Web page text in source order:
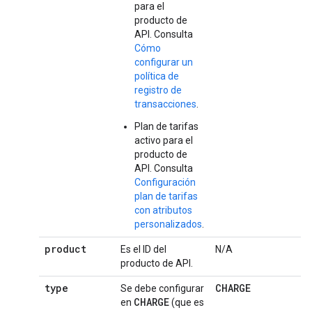
para el
producto de
API. Consulta
Cómo
configurar un
política de
registro de
transacciones
Plan de tarifas
activo para el
producto de
API. Consulta
Configuración
plan de tarifas
con atributos
personalizados
product
Es el ID del
producto de API.
N/A
type
Se debe configurar
en CHARGE(que es
CHARGE